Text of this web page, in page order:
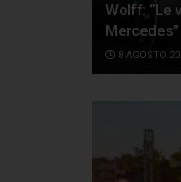
Wolff: “Le
Mercedes”
8 AGOSTO